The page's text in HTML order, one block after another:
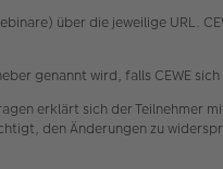
über die jeweilige URL.
genannt wird, falls CEWE
erklärt sich der Teilnehmer
den Änderungen zu